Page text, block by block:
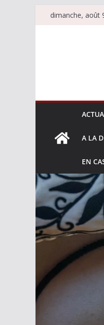
Passerdimanche, août
A LA
EN